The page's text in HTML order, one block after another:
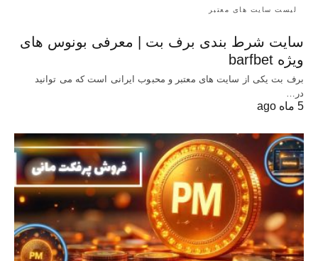
لیست سایت های معتبر
سایت شرط بندی برف بت | معرفی بونوس‌ های
ویژه barfbet
برف بت یکی از سایت های معتبر و محبوب ایرانی است که می توانید
در…
5 ماه ago